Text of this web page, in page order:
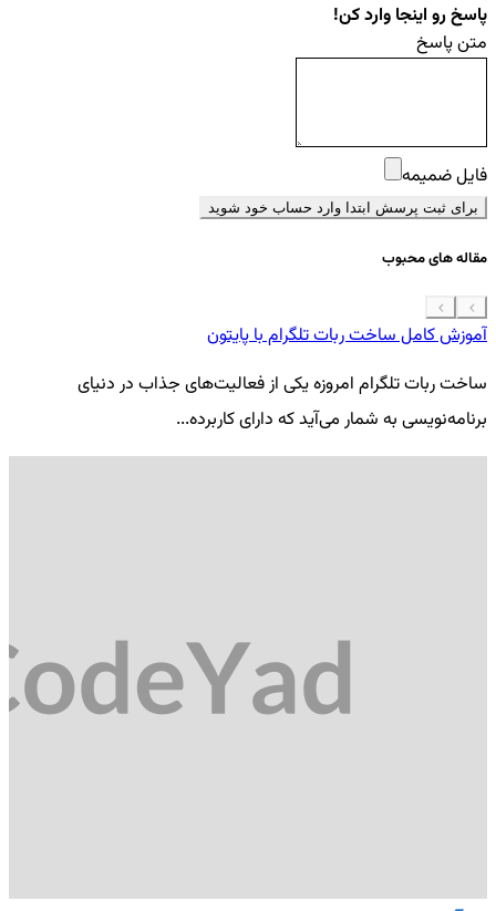
پاسخ رو اینجا وارد کن!
متن پاسخ
فایل ضمیمه
برای ثبت پرسش ابتدا وارد حساب خود شوید
مقاله های محبوب
آموزش کامل ساخت ربات تلگرام با پایتون
ساخت ربات تلگرام امروزه یکی از فعالیت‌های جذاب در دنیای
برنامه‌نویسی به شمار می‌آید که دارای کاربرده...